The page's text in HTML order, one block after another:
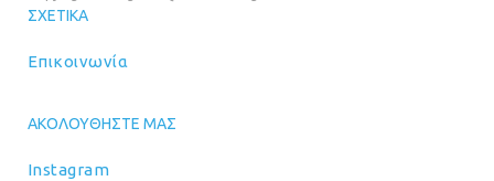
ΣΧΕΤΙΚΆ
Επικοινωνία
ΑΚΟΛΟΥΘΉΣΤΕ ΜΑΣ
Instagram